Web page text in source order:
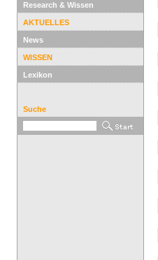
Research & Wissen
AKTUELLES
News
WISSEN
Lexikon
Suche